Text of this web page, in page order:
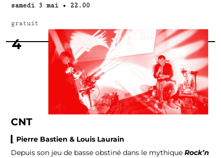
samedi 3 mai • 22.00
gratuit
4
CNT
▎Pierre Bastien & Louis Laurain
–
Depuis son jeu de basse obstiné dans le mythiqueRock’n